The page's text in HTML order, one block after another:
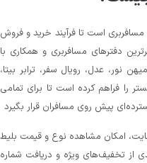
مسافربری است تا فرآیند خرید و فروش
دفترهای مسافربری و همکاری با
نور، عدل، رویال سفر، ترابر بیتا،
را فراهم کرده است تا برای تمامی
پیش روی مسافران قرار بگیرد
امکان مشاهده نوع و قیمت بلیط
از تخفیف‌های ویژه و دریافت شماره‌